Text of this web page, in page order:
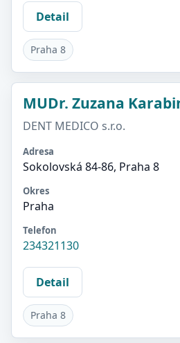
Detail
Praha 8
MUDr. Zuzana
DENT MEDICO s.r.o.
Adresa
Sokolovská 84-86, Praha 8
Okres
Praha
Telefon
234321130
Detail
Praha 8